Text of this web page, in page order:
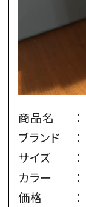
商品名 ：
ブランド
：
サイズ
：
カラー
：
価格
：